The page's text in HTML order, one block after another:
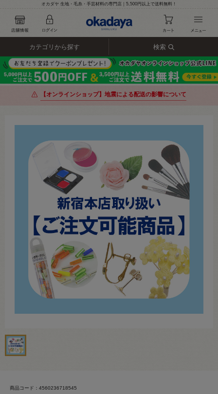
オカダヤ 生地・毛糸・手芸材料の専門店｜5,500円以上で送料無料！
カテゴリから探す 検索
【オンラインショップ】地震による配送の影響について
商品コード：4560236718545